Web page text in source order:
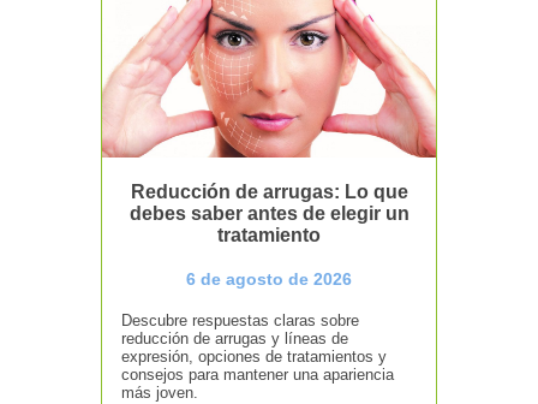
Reducción de arrugas: Lo que
debes saber antes de elegir un
tratamiento
6 de agosto de 2026
Descubre respuestas claras sobre
reducción de arrugas y líneas de
expresión, opciones de tratamientos y
consejos para mantener una apariencia
más joven.